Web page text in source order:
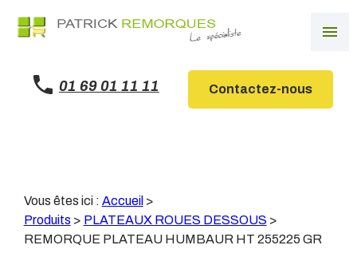
menu
01 69 01 11 11 Contactez-nous
Vous êtes ici : Accueil >
Produits > PLATEAUX ROUES DESSOUS >
REMORQUE PLATEAU HUMBAUR HT 255225 GR